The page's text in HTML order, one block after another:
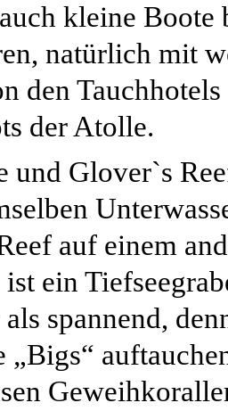
kleine Boote
natürlich mit
den Tauchhotels
der Atolle.
und Glover`s
auf einem
ein
spannend,
„Bigs“